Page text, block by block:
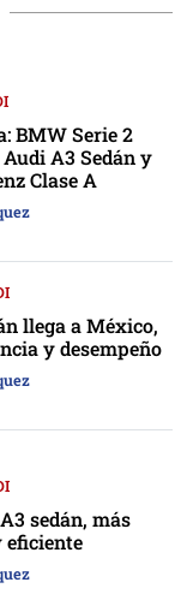
BMW Serie 2
A3 Sedán y
Clase A
llega a México,
y desempeño
sedán, más
eficiente